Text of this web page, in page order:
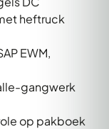
heftruck
EWM,
gangwerk
op pakboek